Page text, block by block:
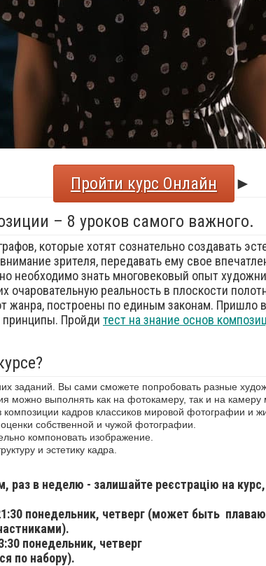
Пройти курс Онлайн
►
– 8 уроков самого важного.
которые хотят сознательно создавать
зрителя, передавать ему свое
необходимо знать многовековый опыт
очаровательную реальность в плоскости
жанра, построены по единым законам. Пришло
принципы. Пройди тест на знание основ
заданий. Вы сами сможете попробовать разные
можно выполнять как на фотокамеру, так и на камеру
кадров классиков мировой фотографии и
собственной и чужой фотографии.
компоновать изображение.
и эстетику кадра.
раз в неделю - залишайте реєстрацію на
понедельник, четверг (может быть
понедельник, четверг
по набору).